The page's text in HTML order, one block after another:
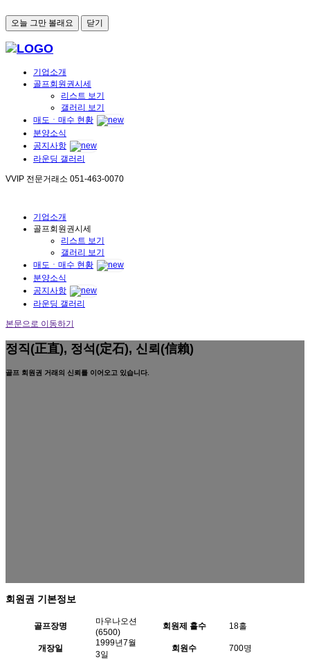
오늘 그만 볼래요 닫기
기업소개
골프회원권시세
리스트 보기
갤러리 보기
매도ㆍ매수 현황
분양소식
공지사항
라운딩 갤러리
VVIP 전문거래소 051-463-0070
기업소개
골프회원권시세
리스트 보기
갤러리 보기
매도ㆍ매수 현황
분양소식
공지사항
라운딩 갤러리
본문으로 이동하기
정직(正直), 정석(定石), 신뢰(信賴)
골프 회원권 거래의 신뢰를 이어오고 있습니다.
회원권 기본정보
골프장명
마우나오션
(6500)
회원제 홀수 18홀
개장일
1999년7월
3일
회원수 700명